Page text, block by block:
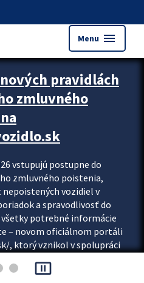
Menu menu
nových pravidlách
zmluvného
vstupujú postupne do
zmluvného poistenia,
vozidiel v
a spravodlivosť do
všetky potrebné informácie
– novom oficiálnom portáli
, ktorý vznikol v spolupráci
a Ministerstva vnútra SR.
pause_presentation